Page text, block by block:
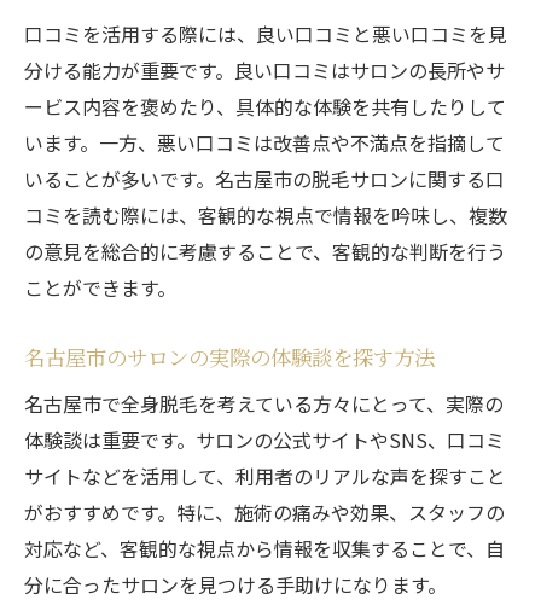
口コミを活用する際には、良い口コミと悪い口コミを見
分ける能力が重要です。良い口コミはサロンの長所やサ
ービス内容を褒めたり、具体的な体験を共有したりして
います。一方、悪い口コミは改善点や不満点を指摘して
いることが多いです。名古屋市の脱毛サロンに関する口
コミを読む際には、客観的な視点で情報を吟味し、複数
の意見を総合的に考慮することで、客観的な判断を行う
ことができます。
名古屋市のサロンの実際の体験談を探す方法
名古屋市で全身脱毛を考えている方々にとって、実際の
体験談は重要です。サロンの公式サイトやSNS、口コミ
サイトなどを活用して、利用者のリアルな声を探すこと
がおすすめです。特に、施術の痛みや効果、スタッフの
対応など、客観的な視点から情報を収集することで、自
分に合ったサロンを見つける手助けになります。